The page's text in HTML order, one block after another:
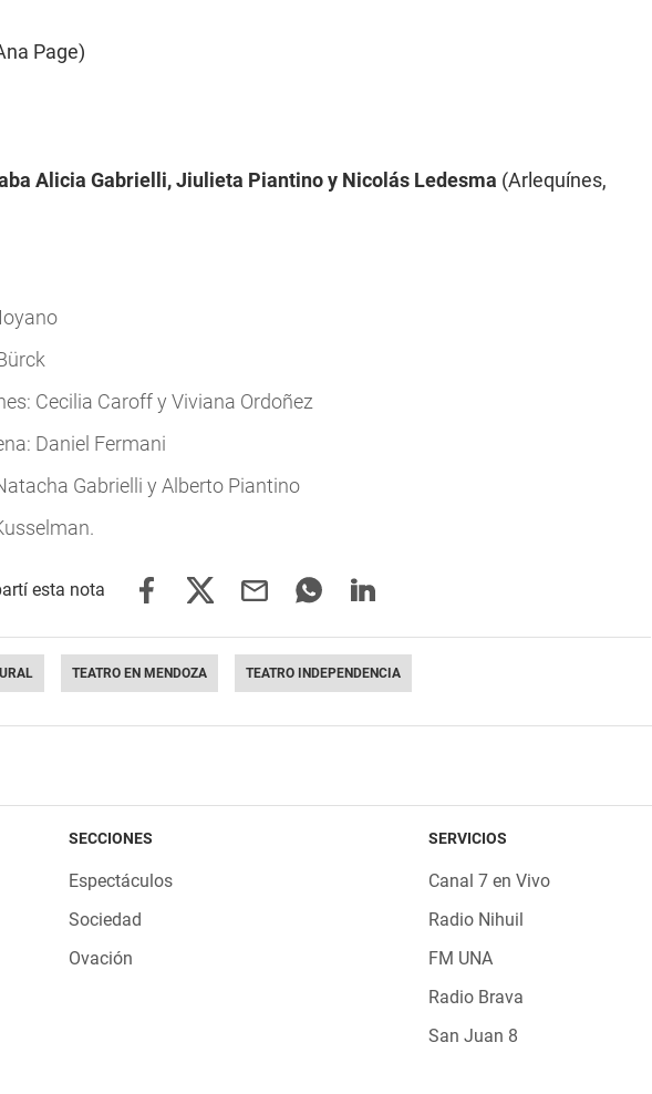
Page)
Alicia Gabrielli, Jiulieta Piantino y Nicolás Ledesma (Arlequínes,
Cecilia Caroff y Viviana Ordoñez
Daniel Fermani
Gabrielli y Alberto Piantino
TEATRO EN MENDOZA TEATRO INDEPENDENCIA
SECCIONES
Espectáculos
Sociedad
Ovación
SERVICIOS
Canal 7 en Vivo
Radio Nihuil
FM UNA
Radio Brava
San Juan 8